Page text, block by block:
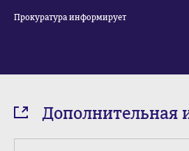
Прокуратура информирует
Дополнительная